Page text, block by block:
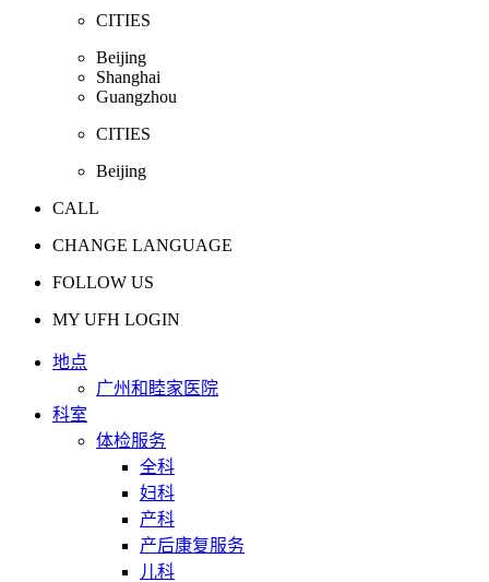
CITIES
Beijing
Shanghai
Guangzhou
CITIES
Beijing
CALL
CHANGE LANGUAGE
FOLLOW US
MY UFH LOGIN
地点
广州和睦家医院
科室
体检服务
全科
妇科
产科
产后康复服务
儿科